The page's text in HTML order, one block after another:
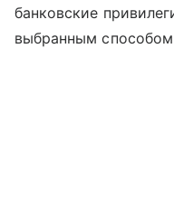
банковские
выбранным